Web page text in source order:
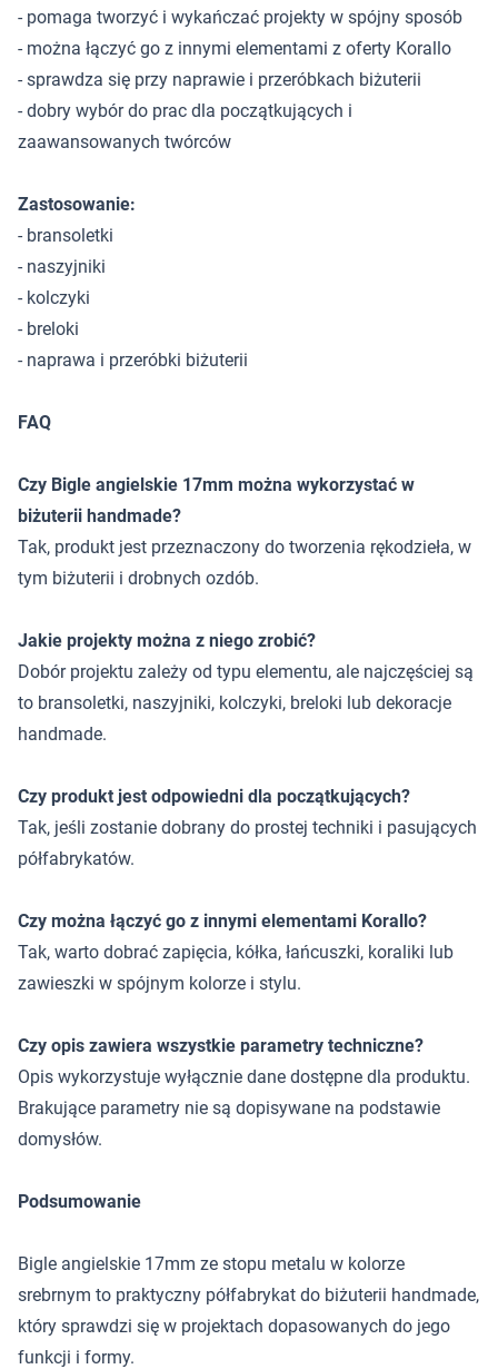
- pomaga tworzyć i wykańczać projekty w spójny sposób
- można łączyć go z innymi elementami z oferty Korallo
- sprawdza się przy naprawie i przeróbkach biżuterii
- dobry wybór do prac dla początkujących i
zaawansowanych twórców
Zastosowanie:
- bransoletki
- naszyjniki
- kolczyki
- breloki
- naprawa i przeróbki biżuterii
FAQ
Czy Bigle angielskie 17mm można wykorzystać w
biżuterii handmade?
Tak, produkt jest przeznaczony do tworzenia rękodzieła, w
tym biżuterii i drobnych ozdób.
Jakie projekty można z niego zrobić?
Dobór projektu zależy od typu elementu, ale najczęściej są
to bransoletki, naszyjniki, kolczyki, breloki lub dekoracje
handmade.
Czy produkt jest odpowiedni dla początkujących?
Tak, jeśli zostanie dobrany do prostej techniki i pasujących
półfabrykatów.
Czy można łączyć go z innymi elementami Korallo?
Tak, warto dobrać zapięcia, kółka, łańcuszki, koraliki lub
zawieszki w spójnym kolorze i stylu.
Czy opis zawiera wszystkie parametry techniczne?
Opis wykorzystuje wyłącznie dane dostępne dla produktu.
Brakujące parametry nie są dopisywane na podstawie
domysłów.
Podsumowanie
Bigle angielskie 17mm ze stopu metalu w kolorze
srebrnym to praktyczny półfabrykat do biżuterii handmade,
który sprawdzi się w projektach dopasowanych do jego
funkcji i formy.